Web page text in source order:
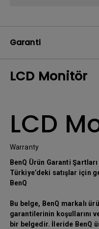
Garanti
LCD Monitör
LCD
Warranty
BenQ Ürün Garanti
Türkiye’deki satışlar için
BenQ
Bu belge, BenQ markalı
garantilerinin koşullarını
bir belgedir. İleride BenQ